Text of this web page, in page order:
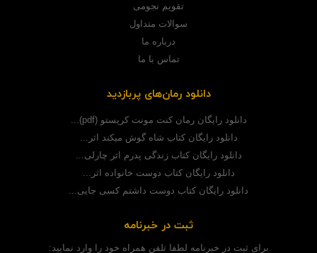
تقویم نجومی
سوالات متداول
درباره ما
تماس با ما
دانلود رمان‌های پربازدید
دانلود رایگان رمان کنت مونت کریستو (pdf)...
دانلود رایگان کتاب شاه گوش میکند اثر...
دانلود رایگان کتاب زندگی پدرم اثر چارلی...
دانلود رایگان کتاب دوست خانواده اثر...
دانلود رایگان کتاب دوست داشتم کسی جایی...
ثبت در خبرنامه
برای ثبت در خبرنامه لطفا تلفن همراه خود را وارد نمایید: